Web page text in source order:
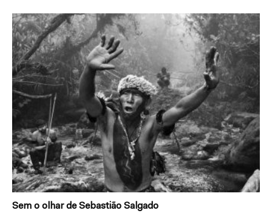
Sem o olhar de Sebastião Salgado